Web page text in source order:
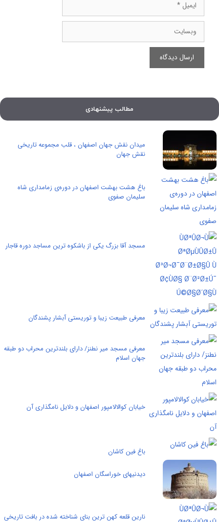
وبسایت
مطالب پیشنهادی
میدان نقش جهان اصفهان ، قلب مجموعه تاریخی
نقش جهان
باغ هشت بهشت اصفهان در دوره‌ی زمامداری شاه
سلیمان صفوی
مسجد آقا بزرگ یکی از باشکوه ترین مساجد دوره قاجار
معرفی طبیعت زیبا و توریستی آبشار پشندگان
معرفی مسجد میر نطنز/ دارای بلندترین محراب دو طبقه
جهان اسلام
خیابان کوالالامپور اصفهان و دلایل نامگذاری آن
باغ فین کاشان
دیدنیهای خوراسگان اصفهان
نارین قلعه کهن ترین بنای شناخته شده در بافت تاریخی